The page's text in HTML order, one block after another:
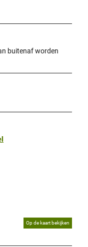
buitenaf worden
Op de kaart bekijken